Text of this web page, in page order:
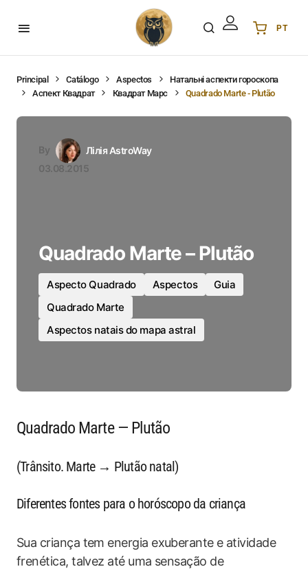
PT
DE Deutsch
PL Polski
Principal Catálogo Aspectos
Натальні аспекти гороскопа
Аспект Квадрат
Квадрат Марс Quadrado Marte - Plutão
By
Лілія AstroWay
03.08.2015
Quadrado Marte – Plutão
Aspecto Quadrado Aspectos
Guia
Quadrado Marte
Aspectos natais do mapa astral
Quadrado Marte — Plutão
(Trânsito. Marte → Plutão natal)
Diferentes fontes para o horóscopo da criança
Sua criança tem energia exuberante e atividade
frenética, talvez até uma sensação de